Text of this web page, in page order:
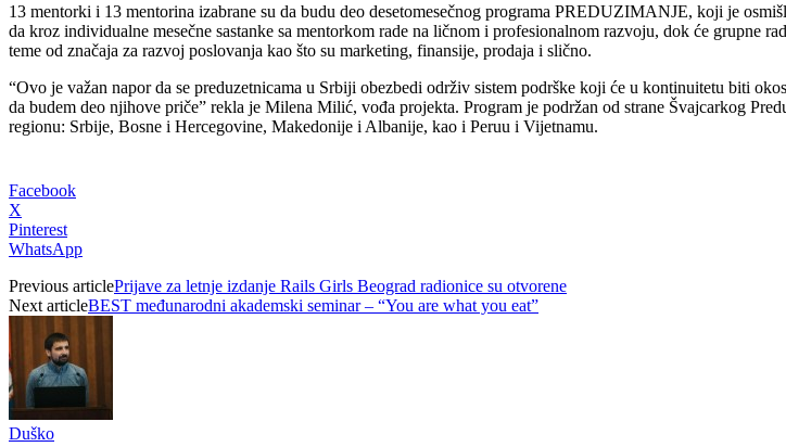
13 mentorki i 13 mentorina izabrane su da budu deo desetomesečnog programa PREDUZIMANJE, koji je
da kroz individualne mesečne sastanke sa mentorkom rade na ličnom i profesionalnom razvoju, dok će grupne
teme od značaja za razvoj poslovanja kao što su marketing, finansije, prodaja i slično.
“Ovo je važan napor da se preduzetnicama u Srbiji obezbedi održiv sistem podrške koji će u kontinuitetu biti
da budem deo njihove priče” rekla je Milena Milić, vođa projekta. Program je podržan od strane Švajcarkog
regionu: Srbije, Bosne i Hercegovine, Makedonije i Albanije, kao i Peruu i Vijetnamu.
Facebook
X
Pinterest
WhatsApp
Previous articlePrijave za letnje izdanje Rails Girls Beograd radionice su otvorene
Next articleBEST međunarodni akademski seminar – “You are what you eat”
Duško